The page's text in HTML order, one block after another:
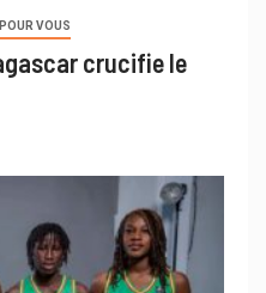
VOUS
crucifie le